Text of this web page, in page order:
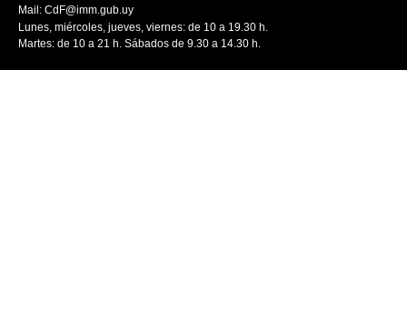
Mail: CdF@imm.gub.uy
Lunes, miércoles, jueves, viernes: de 10 a 19.30 h.
Martes: de 10 a 21 h. Sábados de 9.30 a 14.30 h.